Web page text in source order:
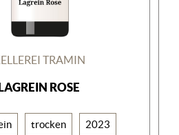
TRAMIN
ROSE
trocken 2023